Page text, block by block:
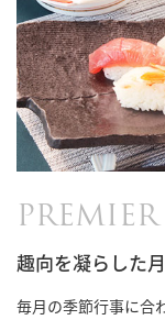
趣向を凝らした
毎月の季節行事に合